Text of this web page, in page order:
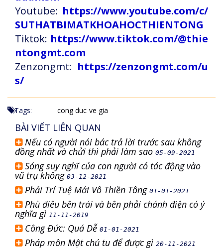
Youtube: https://www.youtube.com/c/
SUTHATBIMATKHOAHOCTHIENTONG
Tiktok: https://www.tiktok.com/@thie
ntongmt.com
Zenzongmt: https://zenzongmt.com/u
s/
Tags: cong duc ve gia
BÀI VIẾT LIÊN QUAN
Nếu có người nói bác trả lời trước sau không
đồng nhất và chửi thì phải làm sao 05-09-2021
Sóng suy nghĩ của con người có tác động vào
vũ trụ không 03-12-2021
Phải Trí Tuệ Mới Vô Thiền Tông 01-01-2021
Phù điêu bên trái và bên phải chánh điện có ý
nghĩa gì 11-11-2019
Công Đức: Quá Dễ 01-01-2021
Pháp môn Mật chú tu để được gì 20-11-2021